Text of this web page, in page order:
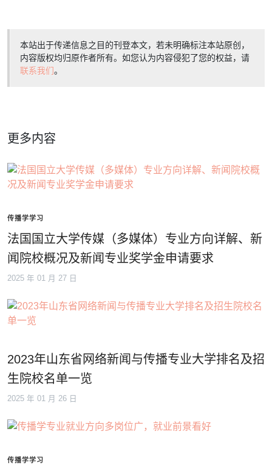
本站出于传递信息之目的刊登本文，若未明确标注本站原创，
内容版权均归原作者所有。如您认为内容侵犯了您的权益，请
联系我们。
更多内容
传播学学习
法国国立大学传媒（多媒体）专业方向详解、新
闻院校概况及新闻专业奖学金申请要求
2025 年 01 月 27 日
2023年山东省网络新闻与传播专业大学排名及招
生院校名单一览
2025 年 01 月 26 日
传播学学习